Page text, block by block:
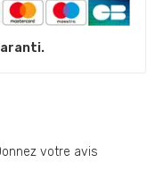
votre avis